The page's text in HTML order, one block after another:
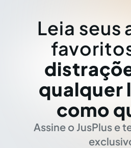
Leia seus
qualquer
como
Assine o JusPlus e